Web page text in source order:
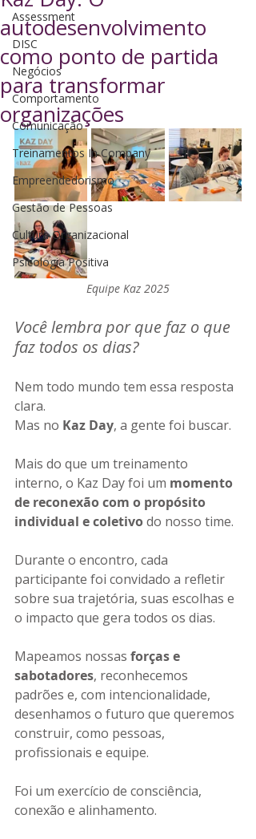
Assessment
DISC
Negócios
Comportamento
Comunicação
Treinamentos In Company
Empreendedorismo
Gestão de Pessoas
Cultura Organizacional
Psicologia Positiva
autodesenvolvimento
como ponto de partida
para transformar
organizações
Equipe Kaz 2025
Você lembra por que faz o que
faz todos os dias?
Nem todo mundo tem essa resposta
clara.
Mas no Kaz Day, a gente foi buscar.
Mais do que um treinamento
interno, o Kaz Day foi um momento
de reconexão com o propósito
individual e coletivo do nosso time.
Durante o encontro, cada
participante foi convidado a refletir
sobre sua trajetória, suas escolhas e
o impacto que gera todos os dias.
Mapeamos nossas forças e
sabotadores, reconhecemos
padrões e, com intencionalidade,
desenhamos o futuro que queremos
construir, como pessoas,
profissionais e equipe.
Foi um exercício de consciência,
conexão e alinhamento.